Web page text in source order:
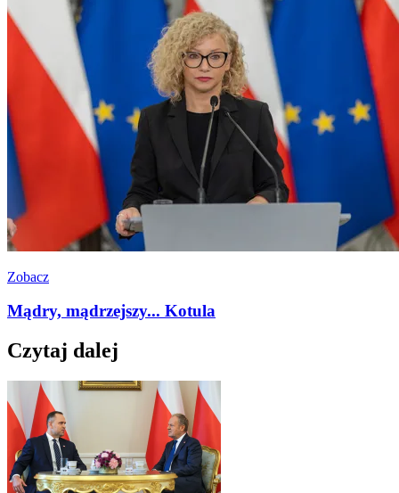
Zobacz
Mądry, mądrzejszy... Kotula
Czytaj dalej